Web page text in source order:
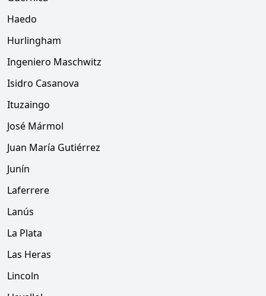
Haedo
Hurlingham
Ingeniero Maschwitz
Isidro Casanova
Ituzaingo
José Mármol
Juan María Gutiérrez
Junín
Laferrere
Lanús
La Plata
Las Heras
Lincoln